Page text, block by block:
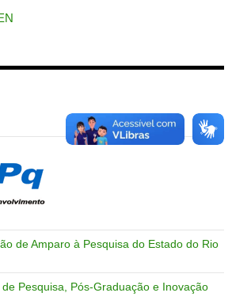
Pesquisa, Pós-Graduação e Inovação